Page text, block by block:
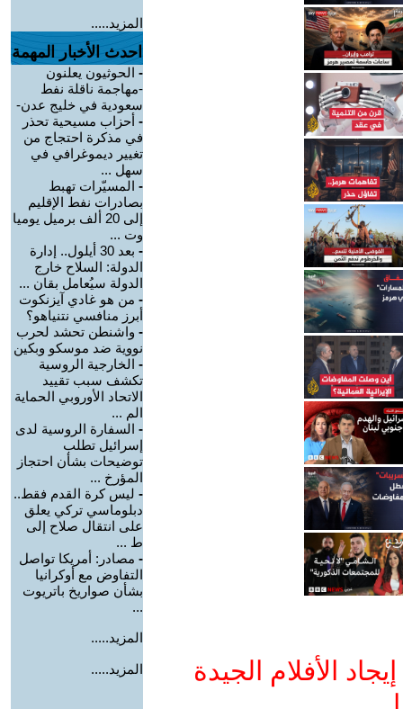
الأفلام الجيدة
المزيد.....
احدث الأخبار المهمة
- الحوثيون يعلنون
-مهاجمة ناقلة نفط
سعودية في خليج عدن-
- أحزاب مسيحية تحذر
في مذكرة احتجاج من
تغيير ديموغرافي في
سهل ...
- المسيّرات تهبط
بصادرات نفط الإقليم
إلى 20 ألف برميل يوميا
وت ...
-
بعد 30 أيلول.. إدارة
الدولة: السلاح خارج
الدولة سيُعامل بقان ...
- من هو غادي آيزنكوت
أبرز منافسي نتنياهو؟
- واشنطن تحشد لحرب
نووية ضد موسكو وبكين
- الخارجية الروسية
تكشف سبب تقييد
الاتحاد الأوروبي الحماية
الم ...
- السفارة الروسية لدى
إسرائيل تطلب
توضيحات بشأن احتجاز
المؤرخ ...
- ليس كرة القدم فقط..
دبلوماسي تركي يعلق
على انتقال صلاح إلى
ط ...
- مصادر: أمريكا تواصل
التفاوض مع أوكرانيا
بشأن صواريخ باتريوت
...
المزيد.....
المزيد.....